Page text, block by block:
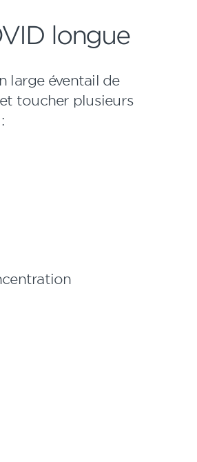
longue
large éventail de
toucher plusieurs